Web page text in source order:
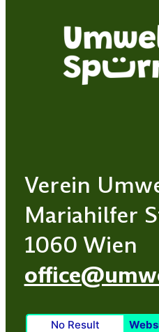
Verein
Mariahilfer
1060 Wien
No Result